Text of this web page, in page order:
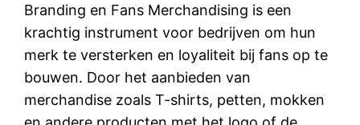
Branding en Fans Merchandising is een
krachtig instrument voor bedrijven om hun
merk te versterken en loyaliteit bij fans op te
bouwen. Door het aanbieden van
merchandise zoals T-shirts, petten, mokken